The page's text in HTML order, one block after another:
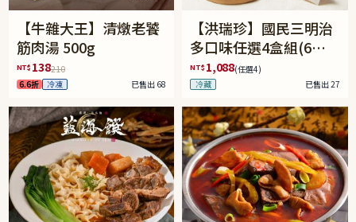
【牛雜大王】清燉老饕
筋肉湯 500g
NT$ 138210
6.6折 冷凍 已售出 68
【洪瑞珍】國民三明治
多口味任選4盒組(6入/
盒)(免運)
NT$ 1,088(任選4)
冷藏
已售出 27